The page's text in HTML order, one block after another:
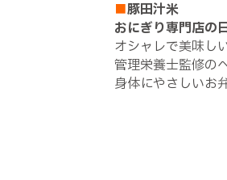
■豚田汁米
おにぎり専門店の
オシャレで美味し
管理栄養士監修の
身体にやさしいお